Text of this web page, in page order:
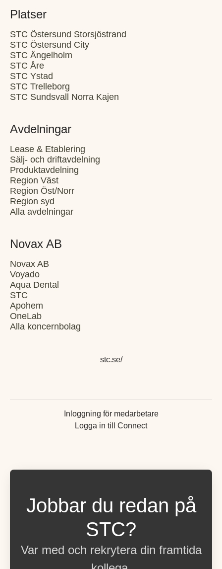
Platser
STC Östersund Storsjöstrand
STC Östersund City
STC Ängelholm
STC Åre
STC Ystad
STC Trelleborg
STC Sundsvall Norra Kajen
Avdelningar
Lease & Etablering
Sälj- och driftavdelning
Produktavdelning
Region Väst
Region Öst/Norr
Region syd
Alla avdelningar
Novax AB
Novax AB
Voyado
Aqua Dental
STC
Apohem
OneLab
Alla koncernbolag
stc.se/
Inloggning för medarbetare
Logga in till Connect
Jobbar du redan på
STC?
Var med och rekrytera din framtida